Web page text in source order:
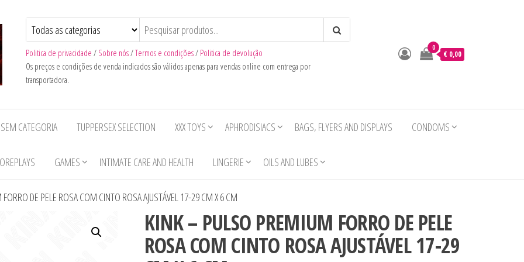
Politica de privacidade / Sobre nós/Termos e condições/ Politica de devolução
Os preços e condições de venda indicados são válidos apenas para vendas online com entrega por
transportadora.
0
€ 0,00
SEM CATEGORIA TUPPERSEX SELECTION XXX TOYS APHRODISIACS BAGS, FLYERS AND DISPLAYS CONDOMS
GAMES INTIMATE CARE AND HEALTH LINGERIE OILS AND LUBES
DE PELE ROSA COM CINTO ROSA AJUSTÁVEL 17-29 CM X 6 CM
KINK – PULSO PREMIUM FORRO DE PELE
ROSA COM CINTO ROSA AJUSTÁVEL 17-29